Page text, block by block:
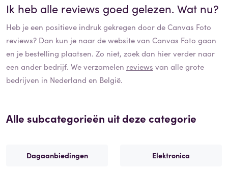
Ik heb alle reviews goed gelezen. Wat nu?
Heb je een positieve indruk gekregen door deCanvas Foto
reviews? Dan kun je naar de website van Canvas Foto gaan
en je bestelling plaatsen. Zo niet, zoek dan hier verder naar
een ander bedrijf. We verzamelen reviews van alle grote
bedrijven in Nederland en België.
Alle subcategorieën uit deze categorie
Dagaanbiedingen Elektronica